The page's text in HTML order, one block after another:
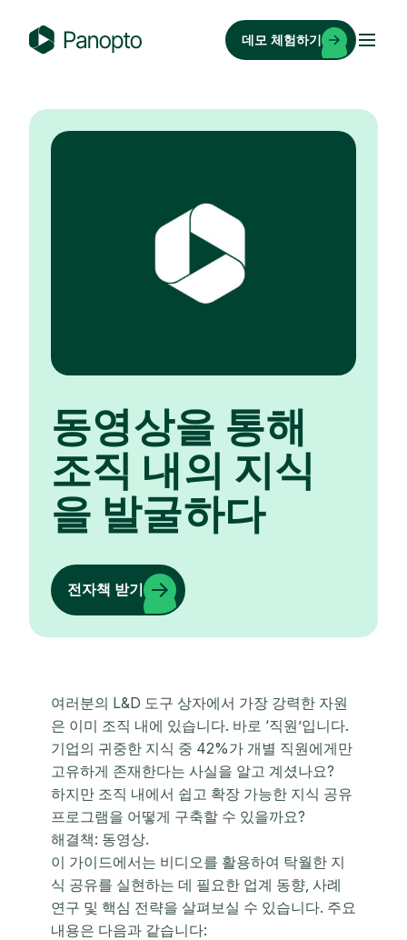
n
데모 체험하기
동영상을 통해
조직 내의 지식
을 발굴하다
전자책 받기
여러분의 L&D 도구 상자에서 가장 강력한 자원
은 이미 조직 내에 있습니다. 바로 ‘직원’입니다.
기업의 귀중한 지식 중 42%가 개별 직원에게만
고유하게 존재한다는 사실을 알고 계셨나요?
하지만 조직 내에서 쉽고 확장 가능한 지식 공유
프로그램을 어떻게 구축할 수 있을까요?
해결책: 동영상.
이 가이드에서는 비디오를 활용하여 탁월한 지
식 공유를 실현하는 데 필요한 업계 동향, 사례
연구 및 핵심 전략을 살펴보실 수 있습니다. 주요
내용은 다음과 같습니다: